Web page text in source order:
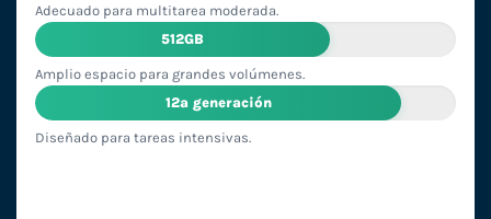
Adecuado para multitarea moderada.
512GB
Amplio espacio para grandes volúmenes.
12ª generación
Diseñado para tareas intensivas.